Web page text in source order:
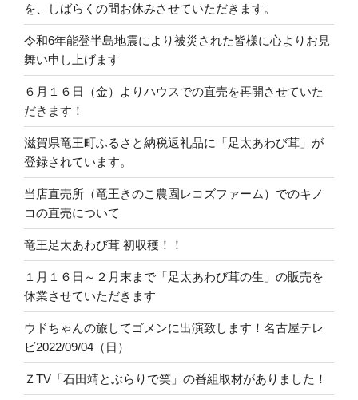
を、しばらくの間お休みさせていただきます。
令和6年能登半島地震により被災された皆様に心よりお見
舞い申し上げます
６月１６日（金）よりハウスでの直売を再開させていた
だきます！
滋賀県竜王町ふるさと納税返礼品に「足太あわび茸」が
登録されています。
当店直売所（竜王きのこ農園レコズファーム）でのキノ
コの直売について
竜王足太あわび茸 初収穫！！
１月１６日～２月末まで「足太あわび茸の生」の販売を
休業させていただきます
ウドちゃんの旅してゴメンに出演致します！名古屋テレ
ビ2022/09/04（日）
ＺTV「石田靖とぶらりで笑」の番組取材がありました！